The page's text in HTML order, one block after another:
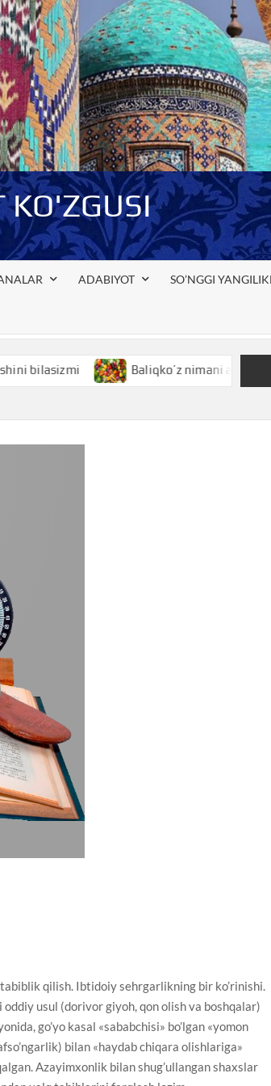
ADABIYOT SO’NGGI
Baliqko’z nimani anglatishini
tabiblik qilish. Ibtidoiy sehrgarlikning bir ko’rinishi.
usul (dorivor giyoh, qon olish va boshqalar)
go’yo kasal «sababchisi» bo’lgan «yomon
bilan «haydab chiqara olishlariga»
Azayimxonlik bilan shug’ullangan shaxslar